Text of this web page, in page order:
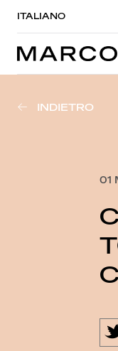
ITALIANO
INDIETRO
01